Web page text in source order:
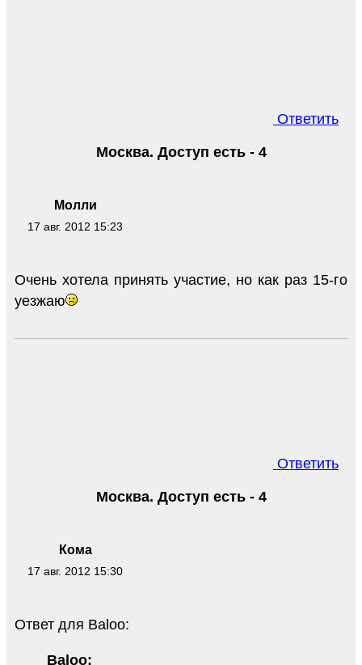
Ответить
Молли
17 авг. 2012 15:23
Москва. Доступ есть - 4
Очень хотела принять участие, но как раз 15-го
уезжаю
Ответить
Кома
17 авг. 2012 15:30
Москва. Доступ есть - 4
Ответ для Baloo:
Baloo: